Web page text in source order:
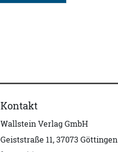
Kontakt
Wallstein Verlag GmbH
Geiststraße 11, 37073 Göttingen